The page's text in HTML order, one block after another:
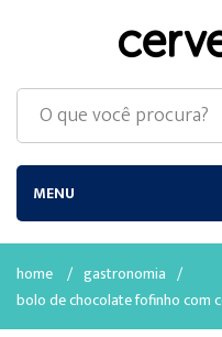
MENU
home / gastronomia /
bolo de chocolate fofinho com